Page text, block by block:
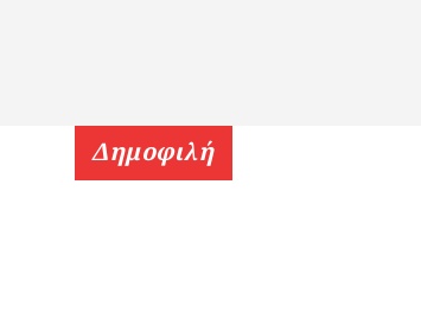
Δημοφιλή